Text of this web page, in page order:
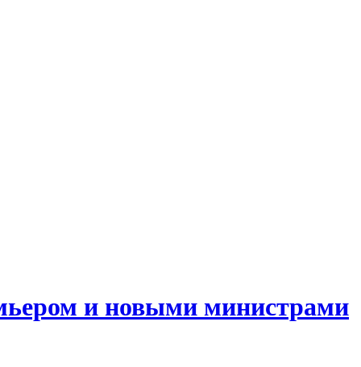
и новыми министрами